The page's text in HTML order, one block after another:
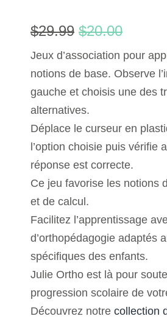
$29.99 $20.00
Jeux d’association pour
notions de base. Observe
gauche et choisis une des
alternatives.
Déplace le curseur en
l’option choisie puis vérifie
réponse est correcte.
Ce jeu favorise les notions
et de calcul.
Facilitez l’apprentissage
d’orthopédagogie adaptés
spécifiques des enfants.
Julie Ortho est là pour
progression scolaire de
Découvrez notre collection